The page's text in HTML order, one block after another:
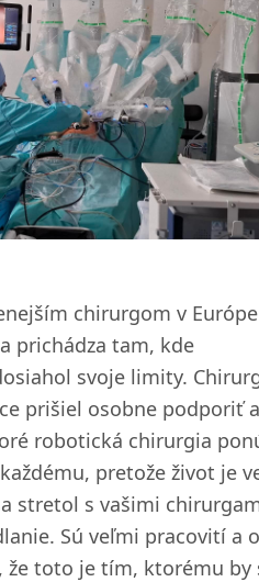
chirurgom v
prichádza tam, kde
svoje limity.
prišiel osobne podporiť a
robotická chirurgia
pretože život je
stretol s vašimi
Sú veľmi pracovití a
že toto je tím, ktorému by